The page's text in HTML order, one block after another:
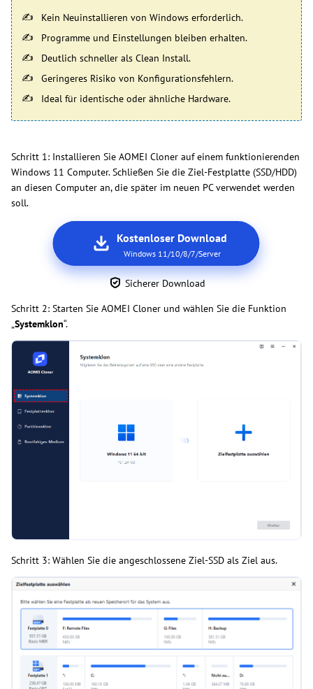
Kein Neuinstallieren von Windows erforderlich.
Programme und Einstellungen bleiben erhalten.
Deutlich schneller als Clean Install.
Geringeres Risiko von Konfigurationsfehlern.
Ideal für identische oder ähnliche Hardware.
Schritt 1: Installieren Sie AOMEI Cloner auf einem funktionierenden
Windows 11 Computer. Schließen Sie die Ziel-Festplatte (SSD/HDD)
an diesen Computer an, die später im neuen PC verwendet werden
soll.
Kostenloser Download
Windows 11/10/8/7/Server
Sicherer Download
Schritt 2: Starten Sie AOMEI Cloner und wählen Sie die Funktion
„Systemklon“.
Schritt 3: Wählen Sie die angeschlossene Ziel-SSD als Ziel aus.